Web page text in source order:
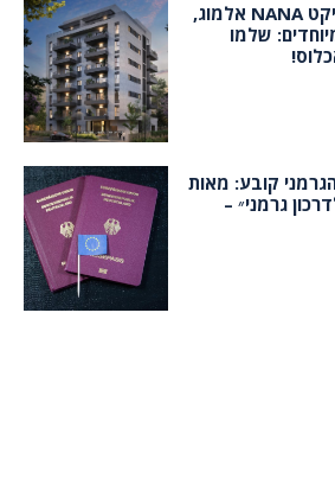
״כל דייר הוא VIP״: פרויקט NANA אלמוג,
שלמו
קובע: מאות
גרמני״ –